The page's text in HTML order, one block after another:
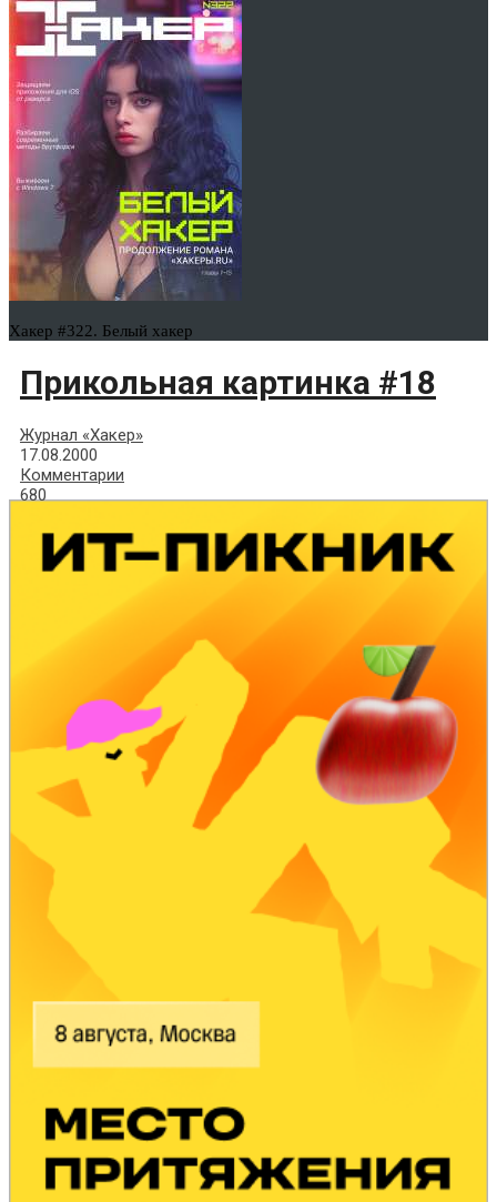
Хакер #322. Белый хакер
Прикольная картинка #18
Журнал «Хакер»
17.08.2000
Комментарии
680